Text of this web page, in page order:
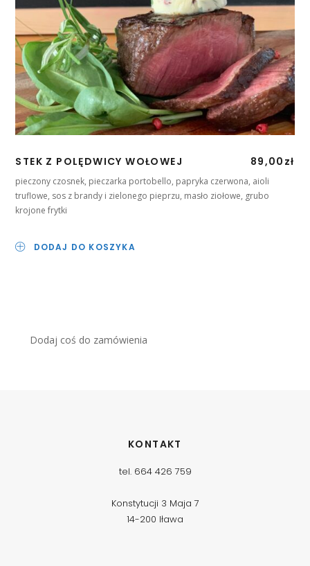
STEK Z POLĘDWICY WOŁOWEJ 89,00 zł
pieczony czosnek, pieczarka portobello, papryka czerwona, aioli
truflowe, sos z brandy i zielonego pieprzu, masło ziołowe, grubo
krojone frytki
DODAJ DO KOSZYKA
Dodaj coś do zamówienia
KONTAKT
tel. 664 426 759
Konstytucji 3 Maja 7
14-200 Iława